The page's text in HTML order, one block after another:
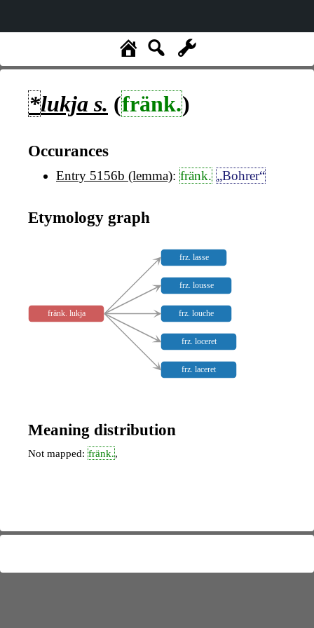
*lukja s. (fränk.)
Occurances
Entry 5156b (lemma): fränk. „Bohrer“
Etymology graph
fränk. lukja
frz. lasse
frz. lousse
frz. louche
frz. loceret
frz. laceret
Meaning distribution
Not mapped: fränk.,